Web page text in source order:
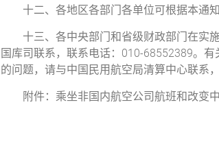
十二、各地区各部门各单位可根据本通知
十三、各中央部门和省级财政部门在实施
国库司联系，联系电话：010-68552389。
的问题，请与中国民用航空局清算中心联系
附件：乘坐非国内航空公司航班和改变